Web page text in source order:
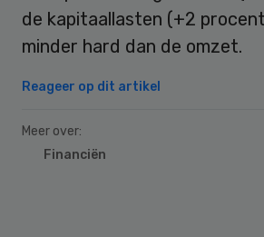
de kapitaallasten (+2
minder hard dan de omzet.
Reageer op dit artikel
Meer over:
Financiën